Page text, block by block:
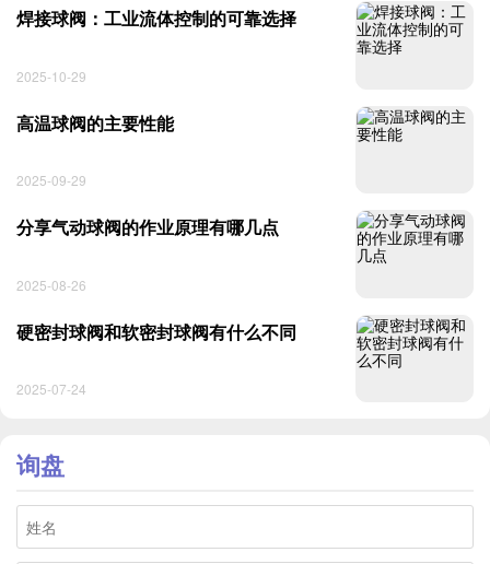
焊接球阀：工业流体控制的可靠选择
2025-10-29
高温球阀的主要性能
2025-09-29
分享气动球阀的作业原理有哪几点
2025-08-26
硬密封球阀和软密封球阀有什么不同
2025-07-24
询盘